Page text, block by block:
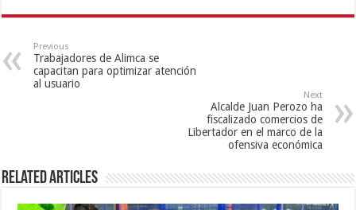
Previous
Trabajadores de Alimca se
capacitan para optimizar atención
al usuario
Next
Alcalde Juan Perozo ha
fiscalizado comercios de
Libertador en el marco de la
ofensiva económica
Related Articles